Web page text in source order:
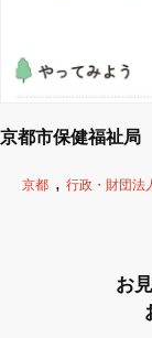
京都市保健福祉局
京都 行政・財団法
お